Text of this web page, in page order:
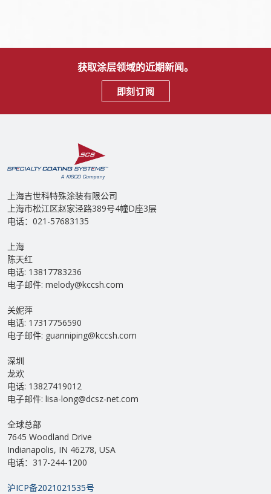
获取涂层领域的近期新闻。
即刻订阅
上海吉世科特殊涂装有限公司
上海市松江区赵家泾路389号4幢D座3层
电话：021-57683135
上海
陈天红
电话: 13817783236
电子邮件: melody@kccsh.com
关妮萍
电话: 17317756590
电子邮件: guanniping@kccsh.com
深圳
龙欢
电话: 13827419012
电子邮件: lisa-long@dcsz-net.com
全球总部
7645 Woodland Drive
Indianapolis, IN 46278, USA
电话：317-244-1200
沪ICP备2021021535号